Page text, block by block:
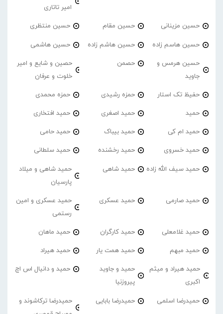
امیر تاتاری
حسین مزینانی حسین مقام حسین منتظری
حسین هاسم زاده حسین هاشم زاده حسین هاشمی
حسین هرمس و
جاوید
حصمن
حصین و شایع و امیر
خلوت و عرفان
حفیظ تک استار حمزه رشیدی حمزه محمدی
حمید حمید اصغری حمید افتخاری
حمید ام کی حمید بیباک حمید حامی
حمید خسروی حمید رخشنده حمید سلطانی
حمید سیف الله زاده حمید شاهی
حمید شاهی و میلاد
پارسیان
حمید صارمی حمید عسکری
حمید عسکری و امین
رستمی
حمید غلامعلی حمید کارگران حمید ماهان
حمید مبهم حمید همت یار حمید هیراد
حمید هیراد و میثم
اکبری
حمید و جاوید
پیروزنیا
حمید و دانیال اس اچ
حمیدرضا اسلمی حمیدرضا بابایی
حمیدرضا ترکاشوند و